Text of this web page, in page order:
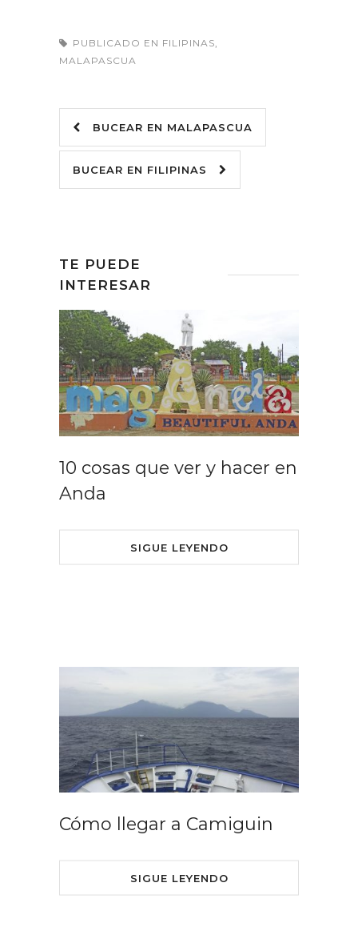
PUBLICADO EN FILIPINAS,
MALAPASCUA
BUCEAR EN MALAPASCUA
BUCEAR EN FILIPINAS
TE PUEDE
INTERESAR
10 cosas que ver y hacer en
Anda
SIGUE LEYENDO
Cómo llegar a Camiguin
SIGUE LEYENDO